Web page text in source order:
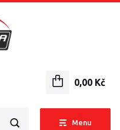
Menu
0,00 Kč